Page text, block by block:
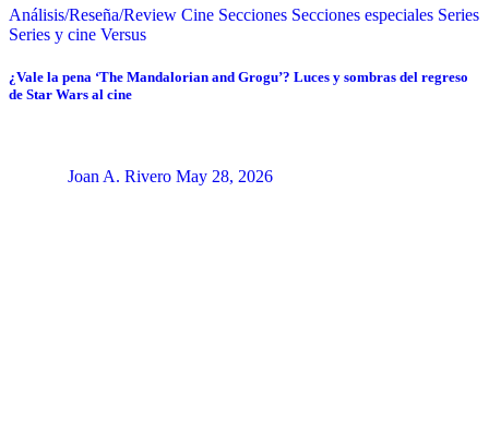
Análisis/Reseña/Review Cine Secciones Secciones especiales Series
Series y cine Versus
¿Vale la pena ‘The Mandalorian and Grogu’? Luces y sombras del regreso
de Star Wars al cine
Joan A. Rivero May 28, 2026